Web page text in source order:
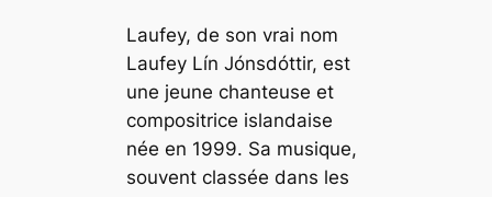
Laufey, de son vrai nom
Laufey Lín Jónsdóttir, est
une jeune chanteuse et
compositrice islandaise
née en 1999. Sa musique,
souvent classée dans les